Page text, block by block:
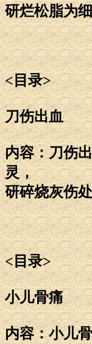
研烂松脂为
<目录>
刀伤出血
内容：刀伤
灵，
研碎烧灰伤
<目录>
小儿骨痛
内容：小儿